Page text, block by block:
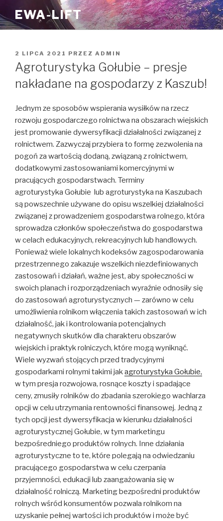
do
treści
EWA-LIFT
OPUBLIKOWANE
W
2 LIPCA 2021 PRZEZ ADMIN
Agroturystyka Gołubie – presje
nakładane na gospodarzy z Kaszub!
Jednym ze sposobów wspierania wysiłków na rzecz
rozwoju gospodarczego rolnictwa na obszarach wiejskich
jest promowanie dywersyfikacji działalności związanej z
rolnictwem. Zazwyczaj przybiera to formę zezwolenia na
pogoń za wartością dodaną, związaną z rolnictwem,
dodatkowymi zastosowaniami komercyjnymi w
pracujących gospodarstwach. Terminy
agroturystyka Gołubie lub agroturystyka na Kaszubach
są powszechnie używane do opisu wszelkiej działalności
związanej z prowadzeniem gospodarstwa rolnego, która
sprowadza członków społeczeństwa do gospodarstwa
w celach edukacyjnych, rekreacyjnych lub handlowych.
Ponieważ wiele lokalnych kodeksów zagospodarowania
przestrzennego zakazuje wszelkich niezdefiniowanych
zastosowań i działań, ważne jest, aby społeczności w
swoich planach i rozporządzeniach wyraźnie odnosiły się
do zastosowań agroturystycznych — zarówno w celu
umożliwienia rolnikom włączenia takich zastosowań w ich
działalność, jak i kontrolowania potencjalnych
negatywnych skutków dla charakteru obszarów
wiejskich i praktyk rolniczych, które mogą wyniknąć.
Wiele wyzwań stojących przed tradycyjnymi
gospodarkami rolnymi takimi jakagroturystyka Gołubie,
w tym presja rozwojowa, rosnące koszty i spadające
ceny, zmusiły rolników do zbadania szerokiego wachlarza
opcji w celu utrzymania rentowności finansowej. Jedną z
tych opcji jest dywersyfikacja w kierunku działalności
agroturystycznej Gołubie, w tym marketingu
bezpośredniego produktów rolnych. Inne działania
agroturystyczne to te, które polegają na odwiedzaniu
pracującego gospodarstwa w celu czerpania
przyjemności, edukacji lub zaangażowania się w
działalność rolniczą. Marketing bezpośredni produktów
rolnych wśród konsumentów pozwala rolnikom na
uzyskanie pełnej wartości ich produktów i może być